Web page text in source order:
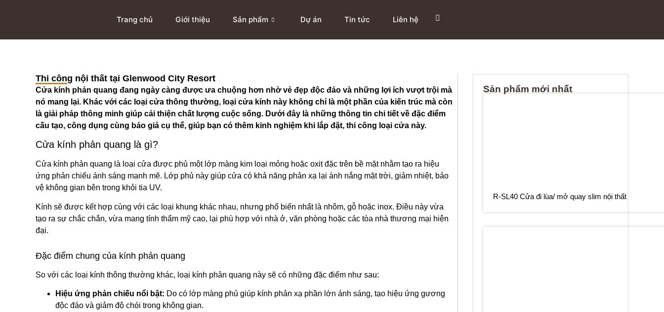
Trang chủ Giới thiệu Sản phẩm Dự án Tin tức Liên hệ
Thi công nội thất tại Glenwood City Resort
Cửa kính phản quang đang ngày càng được ưa chuộng hơn nhờ vẻ đẹp độc đáo và những lợi ích vượt trội mà
nó mang lại. Khác với các loại cửa thông thường, loại cửa kính này không chỉ là một phần của kiến trúc mà còn
là giải pháp thông minh giúp cải thiện chất lượng cuộc sống. Dưới đây là những thông tin chi tiết về đặc điểm
cấu tạo, công dụng cùng báo giá cụ thể, giúp bạn có thêm kinh nghiệm khi lắp đặt, thi công loại cửa này.
Cửa kính phản quang là gì?
Cửa kính phản quang là loại cửa được phủ một lớp màng kim loại mỏng hoặc oxit đặc trên bề mặt nhằm tạo ra hiệu
ứng phản chiếu ánh sáng mạnh mẽ. Lớp phủ này giúp cửa có khả năng phản xạ lại ánh nắng mặt trời, giảm nhiệt, bảo
vệ không gian bên trong khỏi tia UV.
Kính sẽ được kết hợp cùng với các loại khung khác nhau, nhưng phổ biến nhất là nhôm, gỗ hoặc inox. Điều này vừa
tạo ra sự chắc chắn, vừa mang tính thẩm mỹ cao, lại phù hợp với nhà ở, văn phòng hoặc các tòa nhà thương mại hiện
đại.
Đặc điểm chung của kính phản quang
So với các loại kính thông thường khác, loại kính phản quang này sẽ có những đặc điểm như sau:
Hiệu ứng phản chiếu nổi bật: Do có lớp màng phủ giúp kính phản xạ phần lớn ánh sáng, tạo hiệu ứng gương
độc đáo và giảm độ chói trong không gian.
Sản phẩm mới nhất
R-SL40 Cửa đi lùa/ mở quay slim nội thất